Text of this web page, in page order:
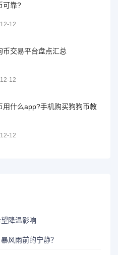
可靠?
12
币交易平台盘点汇总
12
用什么app?手机购买狗狗币教
12
降温影响
风雨前的宁静？